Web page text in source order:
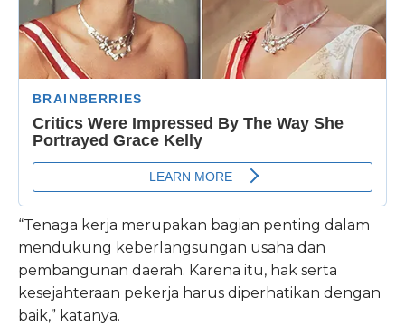
“Tenaga kerja merupakan bagian penting dalam
mendukung keberlangsungan usaha dan
pembangunan daerah. Karena itu, hak serta
kesejahteraan pekerja harus diperhatikan dengan
baik,” katanya.